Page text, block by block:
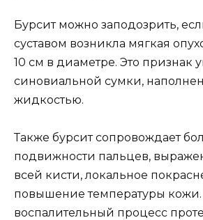
Бурсит можно заподозрить,
суставом возникла мягкая
10 см в диаметре. Это признак
синовиальной сумки,
жидкостью.
Также бурсит сопровождает
подвижности пальцев,
всей кисти, локальное
повышение температуры кожи.
воспалительный процесс